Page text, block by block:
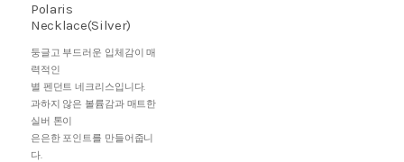
Polaris
Necklace(Silver)
둥글고 부드러운 입체감이 매
력적인
별 펜던트 네크리스입니다.
과하지 않은 볼륨감과 매트한
실버 톤이
은은한 포인트를 만들어줍니
다.